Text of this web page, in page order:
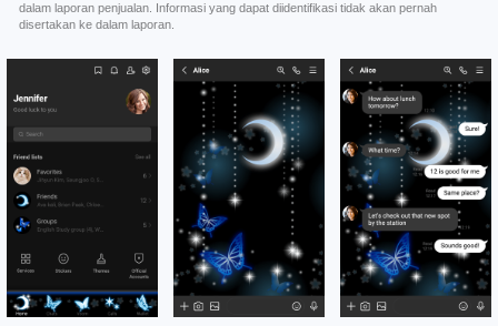
dalam laporan penjualan. Informasi yang dapat diidentifikasi tidak akan pernah
disertakan ke dalam laporan.